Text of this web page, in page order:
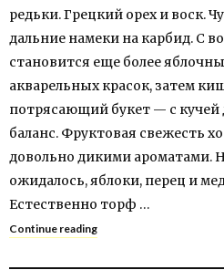
редьки. Грецкий орех и воск.
дальние намеки на карбид. С
становится еще более
акварельных красок, затем
потрясающий букет — с кучей
баланс. Фруктовая свежесть
довольно дикими ароматами.
ожидалось, яблоки, перец и
Естественно торф …
Continue reading